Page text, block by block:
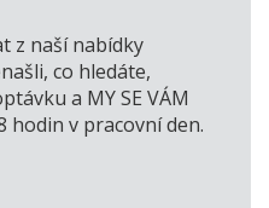
z naší nabídky
co hledáte,
a MY SE VÁM
hodin v pracovní den.